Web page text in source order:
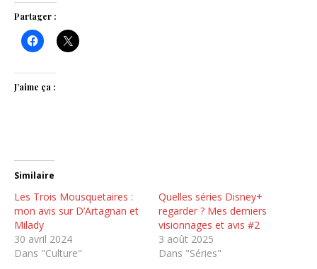
Partager :
J’aime ça :
Similaire
Les Trois Mousquetaires :
mon avis sur D’Artagnan et
Milady
30 avril 2024
Dans "Culture"
Quelles séries Disney+
regarder ? Mes derniers
visionnages et avis #2
3 août 2025
Dans "Séries"